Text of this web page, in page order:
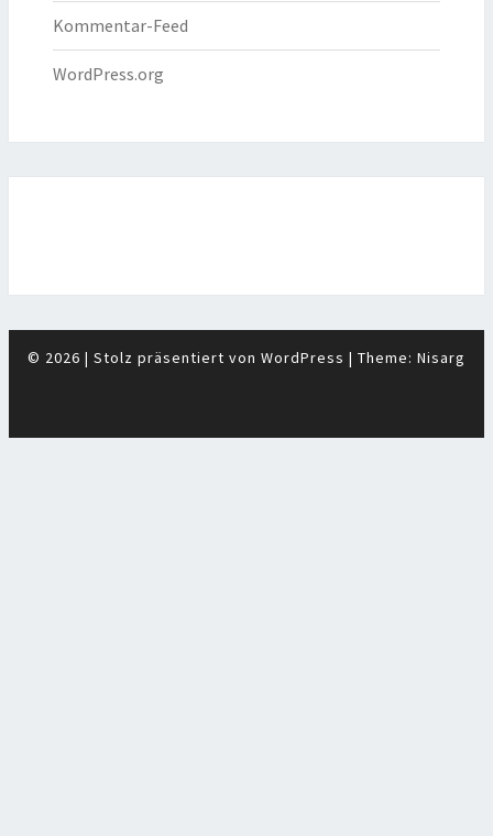
Kommentar-Feed
WordPress.org
© 2026 | Stolz präsentiert von WordPress | Theme: Nisarg